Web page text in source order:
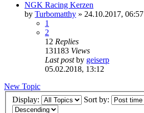
NGK Racing Kerzen
by Turbomatthy » 24.10.2017, 06:57
1
2
12 Replies
131183 Views
Last postby geiserp
05.02.2018, 13:12
New Topic
Display:
Sort by: